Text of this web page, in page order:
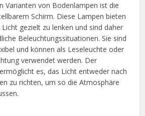
Varianten von Bodenlampen ist die
Schirm. Diese Lampen bieten
gezielt zu lenken und sind daher
Beleuchtungssituationen. Sie sind
und können als Leseleuchte oder
verwendet werden. Der
es, das Licht entweder nach
zu richten, um so die Atmosphäre